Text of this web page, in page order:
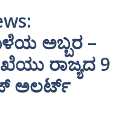
ಅಬ್ಬರ –
ರಾಜ್ಯದ 9
ಅಲರ್ಟ್